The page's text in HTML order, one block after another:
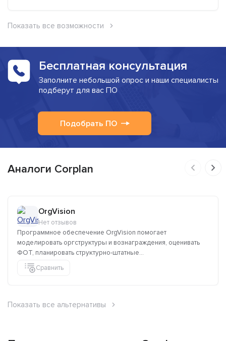
Показать все возможности
Бесплатная консультация
Заполните небольшой опрос и наши специалисты
подберут для вас ПО
Подобрать ПО
Аналоги Corplan
OrgVision
Нет отзывов
Программное обеспечение OrgVision помогает
моделировать оргструктуры и вознаграждения, оценивать
ФОТ, планировать структурно-штатные...
Сравнить
Показать все альтернативы